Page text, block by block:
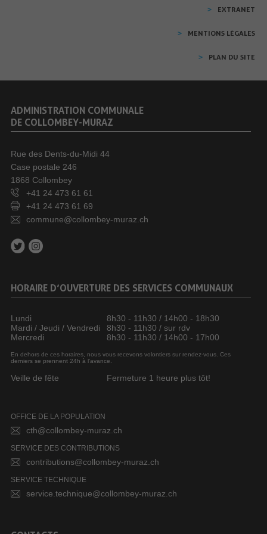
EXTRANET
MENTIONS LÉGALES
PLAN DU SITE
ADMINISTRATION COMMUNALE
DE COLLOMBEY-MURAZ
Rue des Dents-du-Midi 44
Case postale 246
1868 Collombey
+41 24 473 61 61
+41 24 473 61 69
commune@collombey-muraz.ch
HORAIRE D’OUVERTURE DES SERVICES COMMUNAUX
Lundi
8h30 - 11h30 / 14h00 - 18h30
Mardi / Jeudi / Vendredi
8h30 - 11h30 / sur rdv
Mercredi
8h30 - 11h30 / 14h00 - 17h00
En dehors de ces horaires, nous vous recevons volontiers sur rendez-vous. Ces
derniers se prennent 24h à l’avance.
Veille de fête Fermeture 1 heure plus tôt!
OFFICE DE LA POPULATION
cth@collombey-muraz.ch
SERVICE DES CONTRIBUTIONS
contributions@collombey-muraz.ch
SERVICE TECHNIQUE
service.technique@collombey-muraz.ch